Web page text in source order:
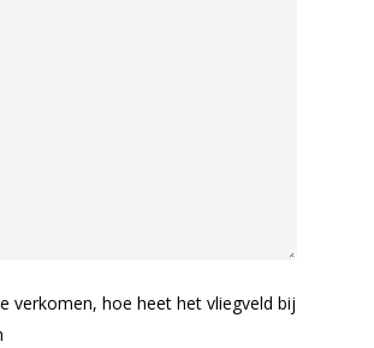
verkomen, hoe heet het vliegveld bij